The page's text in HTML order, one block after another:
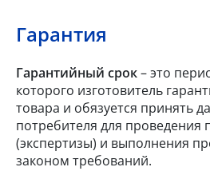
Гарантия
Гарантийный срок– это
которого изготовитель
товара и обязуется принять
потребителя для проведения
(экспертизы) и выполнения
законом требований.